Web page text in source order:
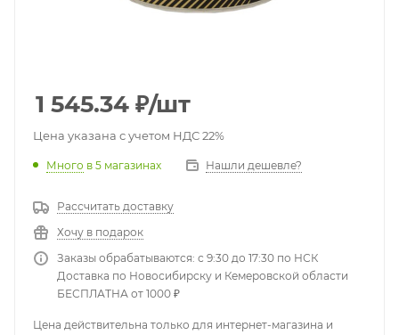
1 545.34 ₽/шт
Цена указана с учетом НДС 22%
Много в 5 магазинах Нашли дешевле?
Рассчитать доставку
Хочу в подарок
Заказы обрабатываются: с 9:30 до 17:30 по НСК
Доставка по Новосибирску и Кемеровской области
БЕСПЛАТНА от 1000 ₽
Цена действительна только для интернет-магазина и